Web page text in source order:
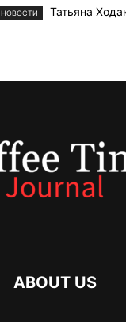
НОВОСТИ Татьяна
ABOUT US